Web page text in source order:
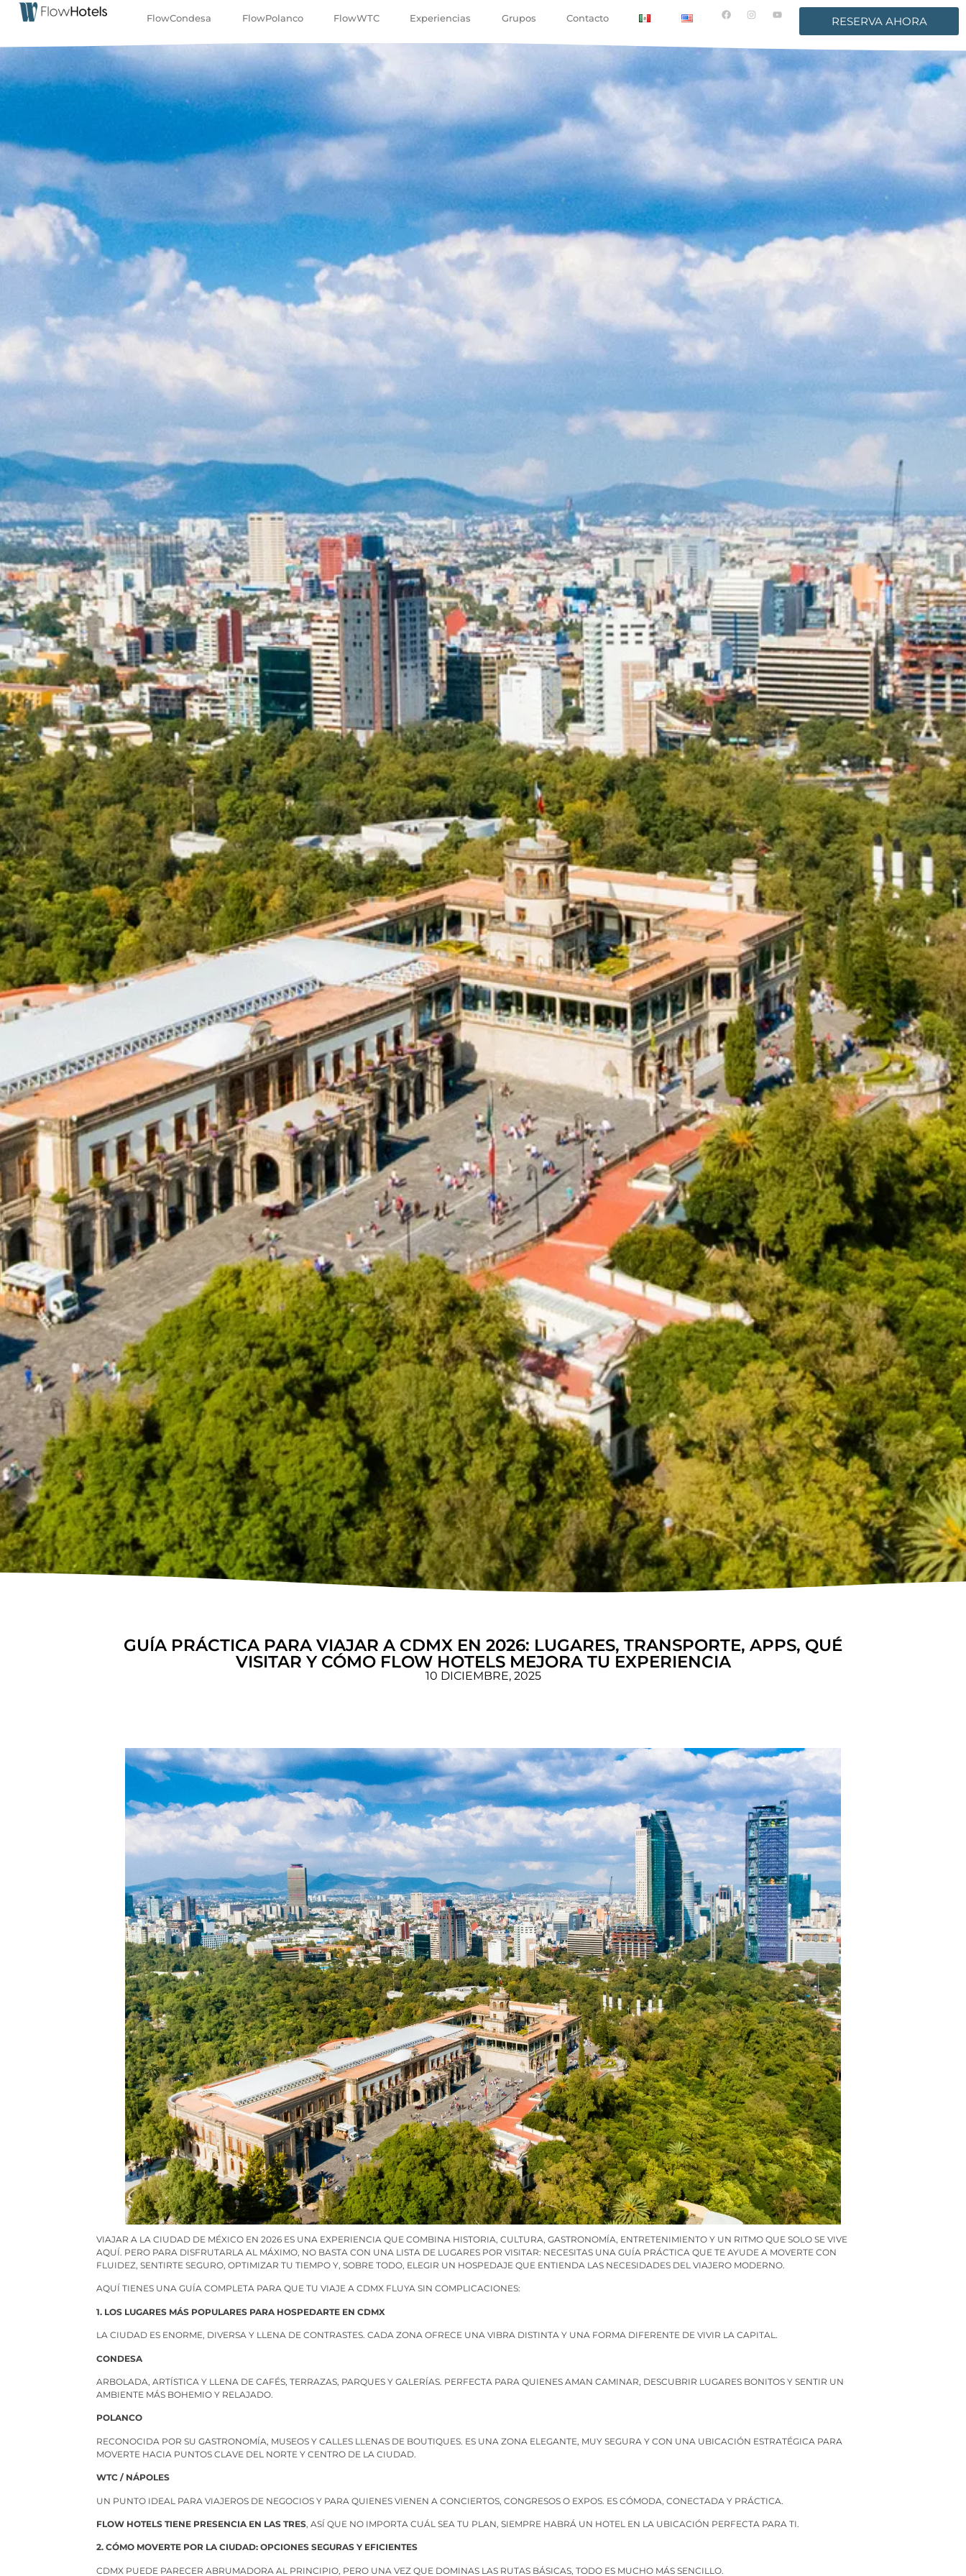
FlowCondesa FlowPolanco FlowWTC Experiencias Grupos Contacto RESERVA AHORA
GUÍA PRÁCTICA PARA VIAJAR A CDMX EN 2026: LUGARES, TRANSPORTE, APPS, QUÉ
VISITAR Y CÓMO FLOW HOTELS MEJORA TU EXPERIENCIA
10 DICIEMBRE, 2025
VIAJAR A LA CIUDAD DE MÉXICO EN 2026 ES UNA EXPERIENCIA QUE COMBINA HISTORIA, CULTURA, GASTRONOMÍA, ENTRETENIMIENTO Y UN RITMO QUE SOLO SE VIVE
AQUÍ. PERO PARA DISFRUTARLA AL MÁXIMO, NO BASTA CON UNA LISTA DE LUGARES POR VISITAR: NECESITAS UNA GUÍA PRÁCTICA QUE TE AYUDE A MOVERTE CON
FLUIDEZ, SENTIRTE SEGURO, OPTIMIZAR TU TIEMPO Y, SOBRE TODO, ELEGIR UN HOSPEDAJE QUE ENTIENDA LAS NECESIDADES DEL VIAJERO MODERNO.
AQUÍ TIENES UNA GUÍA COMPLETA PARA QUE TU VIAJE A CDMX FLUYA SIN COMPLICACIONES:
1. LOS LUGARES MÁS POPULARES PARA HOSPEDARTE EN CDMX
LA CIUDAD ES ENORME, DIVERSA Y LLENA DE CONTRASTES. CADA ZONA OFRECE UNA VIBRA DISTINTA Y UNA FORMA DIFERENTE DE VIVIR LA CAPITAL.
CONDESA
ARBOLADA, ARTÍSTICA Y LLENA DE CAFÉS, TERRAZAS, PARQUES Y GALERÍAS. PERFECTA PARA QUIENES AMAN CAMINAR, DESCUBRIR LUGARES BONITOS Y SENTIR UN
AMBIENTE MÁS BOHEMIO Y RELAJADO.
POLANCO
RECONOCIDA POR SU GASTRONOMÍA, MUSEOS Y CALLES LLENAS DE BOUTIQUES. ES UNA ZONA ELEGANTE, MUY SEGURA Y CON UNA UBICACIÓN ESTRATÉGICA PARA
MOVERTE HACIA PUNTOS CLAVE DEL NORTE Y CENTRO DE LA CIUDAD.
WTC / NÁPOLES
UN PUNTO IDEAL PARA VIAJEROS DE NEGOCIOS Y PARA QUIENES VIENEN A CONCIERTOS, CONGRESOS O EXPOS. ES CÓMODA, CONECTADA Y PRÁCTICA.
FLOW HOTELS TIENE PRESENCIA EN LAS TRES , ASÍ QUE NO IMPORTA CUÁL SEA TU PLAN, SIEMPRE HABRÁ UN HOTEL EN LA UBICACIÓN PERFECTA PARA TI.
2. CÓMO MOVERTE POR LA CIUDAD: OPCIONES SEGURAS Y EFICIENTES
CDMX PUEDE PARECER ABRUMADORA AL PRINCIPIO, PERO UNA VEZ QUE DOMINAS LAS RUTAS BÁSICAS, TODO ES MUCHO MÁS SENCILLO.